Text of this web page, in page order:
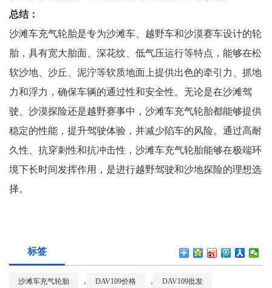
总结：
沙滩车充气轮胎是专为沙滩车、越野车和沙漠赛车设计的轮
胎，具有宽大胎面、深花纹、低气压运行等特点，能够在松
软沙地、沙丘、泥泞等软质地面上提供出色的牵引力、抓地
力和浮力，确保车辆的通过性和安全性。无论是在沙滩驾
驶、沙漠探险还是越野赛事中，沙滩车充气轮胎都能够提供
稳定的性能，提升驾驶体验，并减少陷车的风险。通过高耐
久性、抗穿刺性和抗冲击性，沙滩车充气轮胎能够在极端环
境下长时间发挥作用，是进行越野驾驶和沙地探险的理想选
择。
标签
沙滩车充气轮胎 , DAV109价格 , DAV109批发